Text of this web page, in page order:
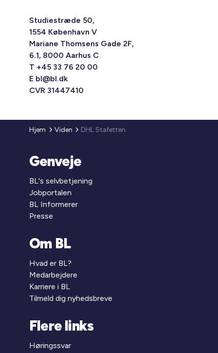
Studiestræde 50,
1554 København V
Mariane Thomsens Gade 2F,
6.1, 8000 Aarhus C
T +45 33 76 20 00
E bl@bl.dk
CVR 31447410
Hjem Viden DHL Stafetten
Genveje
BL's selvbetjening
Jobportalen
BL Informerer
Presse
Om BL
Hvad er BL?
Medarbejdere
Karriere i BL
Tilmeld dig nyhedsbreve
Flere links
Høringssvar